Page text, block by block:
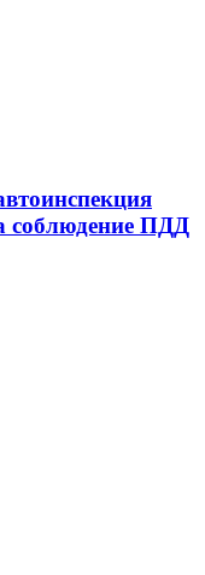
соблюдение ПДД